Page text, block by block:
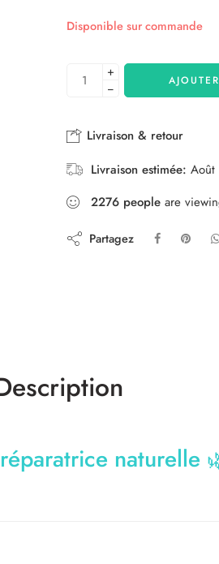
Disponible sur commande
+
−
Livraison & retour
Livraison estimée:
2276 people are
Partagez
naturelle